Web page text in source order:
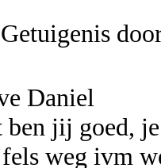
Getuigenis
Daniel
ben jij goed,
weg ivm